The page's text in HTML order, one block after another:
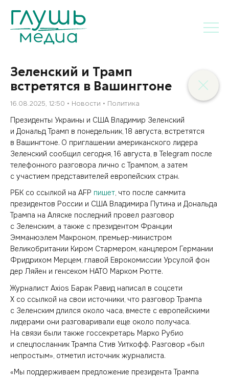
Зеленский и Трамп
встретятся в Вашингтоне
16.08.2025, 12:50 Новости Политика
Президенты Украины и США Владимир Зеленский
и Дональд Трамп в понедельник, 18 августа, встретятся
в Вашингтоне. О приглашении американского лидера
Зеленский сообщил сегодня, 16 августа, в Telegram после
телефонного разговора лично с Трампом, а затем
с участием представителей европейских стран.
РБК со ссылкой на AFP пишет, что после саммита
президентов России и США Владимира Путина и Дональда
Трампа на Аляске последний провел разговор
с Зеленским, а также с президентом Франции
Эмманюэлем Макроном, премьер-министром
Великобритании Киром Стармером, канцлером Германии
Фридрихом Мерцем, главой Еврокомиссии Урсулой фон
дер Ляйен и генсеком НАТО Марком Рютте.
Журналист Axios Барак Равид написал в соцсети
X со ссылкой на свои источники, что разговор Трампа
с Зеленским длился около часа, вместе с европейскими
лидерами они разговаривали еще около получаса.
На связи были также госсекретарь Марко Рубио
и спецпосланник Трампа Стив Уиткофф. Разговор «был
непростым», отметил источник журналиста.
«Мы поддерживаем предложение президента Трампа